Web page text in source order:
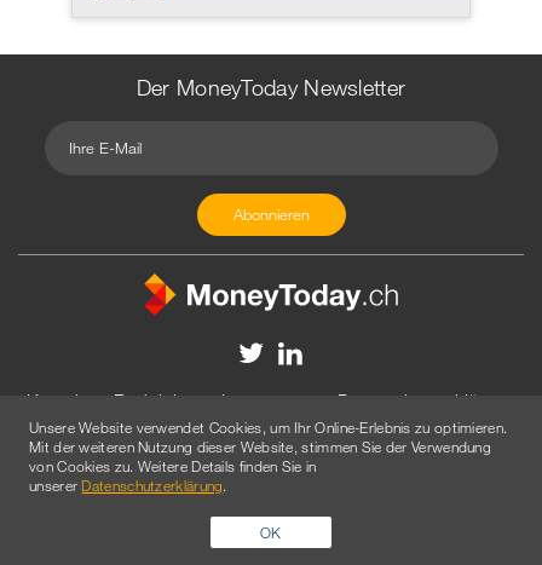
Der MoneyToday Newsletter
Kontakt Redaktion Impressum
Datenschutzerklärung
Disclaimer
Werbung
© 2026 Created byAGENTUR AM WASSER
Unsere Website verwendet Cookies, um Ihr Online-Erlebnis zu optimieren.
Mit der weiteren Nutzung dieser Website, stimmen Sie der Verwendung
von Cookies zu. Weitere Details finden Sie in
unsererDatenschutzerklärung.
OK